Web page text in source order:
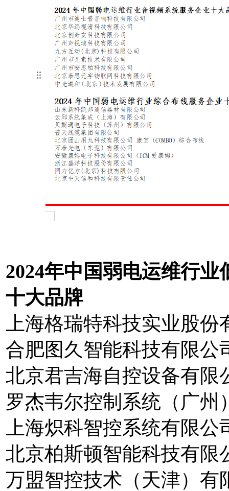
2024年中国弱电运维行业
十大品牌
上海格瑞特科技实业股份
合肥图久智能科技有限公
北京君吉海自控设备有限
罗杰韦尔控制系统（广州
上海炽科智控系统有限公
北京柏斯顿智能科技有限
万盟智控技术（天津）有